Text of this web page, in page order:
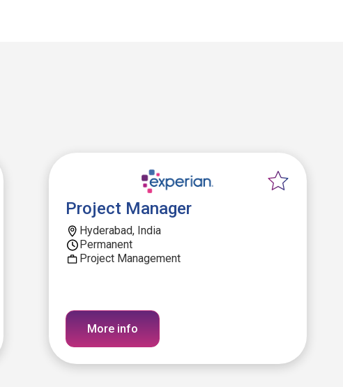
Project Manager
Hyderabad, India
Permanent
Project Management
More info